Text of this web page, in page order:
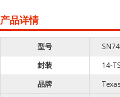
产品详情
型号
封装
14-
品牌